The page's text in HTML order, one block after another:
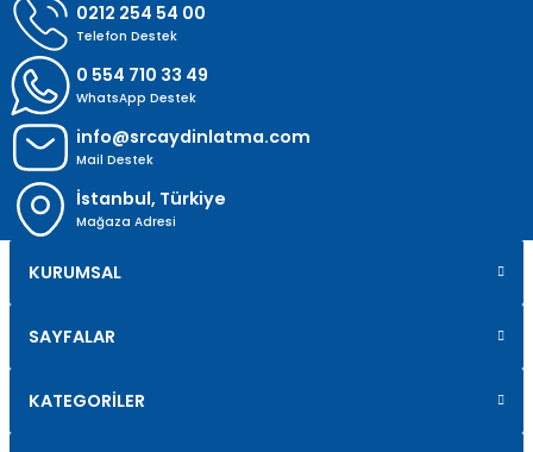
0212 254 54 00
Telefon Destek
0 554 710 33 49
WhatsApp Destek
info@srcaydinlatma.com
Mail Destek
İstanbul, Türkiye
Mağaza Adresi
KURUMSAL
SAYFALAR
KATEGORİLER